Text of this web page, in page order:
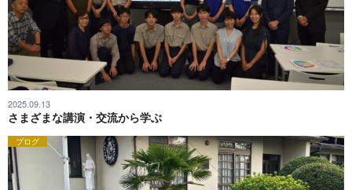
2025.09.13
さまざまな講演・交流から学ぶ
ブログ